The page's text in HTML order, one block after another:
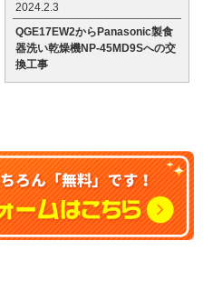
2024.2.3
QGE17EW2からPanasonic製食
器洗い乾燥機NP-45MD9Sへの交
換工事